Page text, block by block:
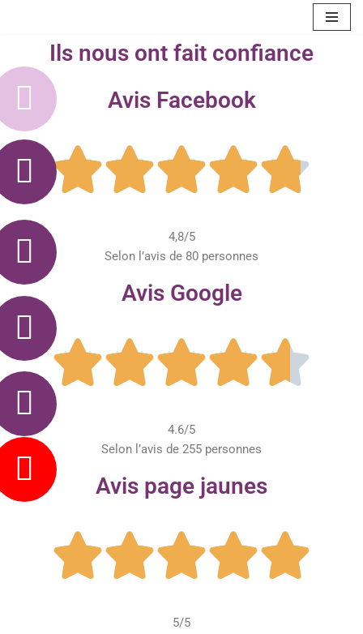
contenu
Ils nous ont fait confiance
Avis Facebook

4,8/5
Selon l’avis de 80 personnes
Avis Google

4.6/5
Selon l’avis de 255 personnes
Avis page jaunes

5/5